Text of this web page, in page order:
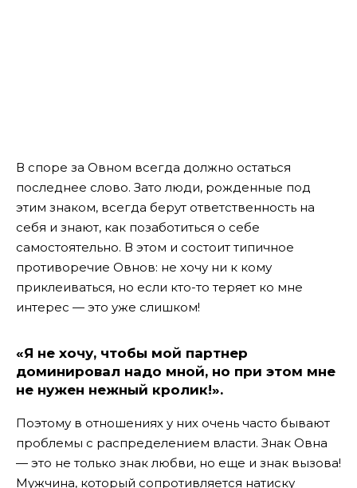
В споре за Овном всегда должно остаться
последнее слово. Зато люди, рожденные под
этим знаком, всегда берут ответственность на
себя и знают, как позаботиться о себе
самостоятельно. В этом и состоит типичное
противоречие Овнов: не хочу ни к кому
приклеиваться, но если кто-то теряет ко мне
интерес — это уже слишком!
«Я не хочу, чтобы мой партнер
доминировал надо мной, но при этом мне
не нужен нежный кролик!».
Поэтому в отношениях у них очень часто бывают
проблемы с распределением власти. Знак Овна
— это не только знак любви, но еще и знак вызова!
Мужчина, который сопротивляется натиску